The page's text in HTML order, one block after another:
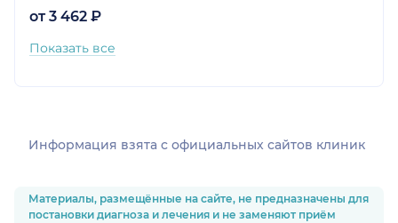
от 3 462 ₽
Показать все
Информация взята c официальных сайтов клиник
Материалы, размещённые на сайте, не предназначены для
постановки диагноза и лечения и не заменяют приём